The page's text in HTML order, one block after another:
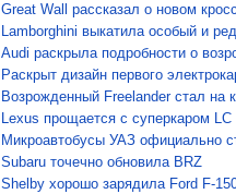
Great Wall рассказал о новом
Lamborghini выкатила особый и
Audi раскрыла подробности о
Раскрыт дизайн первого
Возрожденный Freelander стал на
Lexus прощается с суперкаром LC
Микроавтобусы УАЗ официально
Subaru точечно обновила BRZ
Shelby хорошо зарядила Ford F-